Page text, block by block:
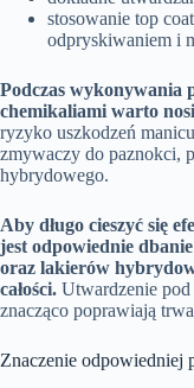
stosowanie top
odpryskiwaniem i
Podczas wykonywania
chemikaliami warto
ryzyko uszkodzeń
zmywaczy do paznokci,
hybrydowego.
Aby długo cieszyć się
jest odpowiednie
oraz lakierów
całości. Utwardzenie
znacząco poprawiają
Znaczenie odpowiedniej